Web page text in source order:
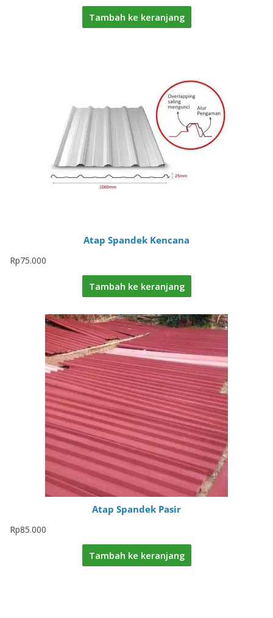
Tambah ke keranjang
Atap Spandek Kencana
Rp75.000
Tambah ke keranjang
Atap Spandek Pasir
Rp85.000
Tambah ke keranjang